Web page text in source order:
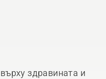
здравината и